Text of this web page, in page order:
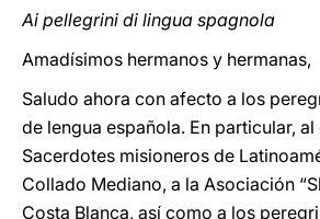
Ai pellegrini di lingua spagnola
Amadísimos hermanos y hermanas,
Saludo ahora con afecto a los
de lengua española. En particular,
Sacerdotes misioneros de
Collado Mediano, a la Asociación
Costa Blanca, así como a los